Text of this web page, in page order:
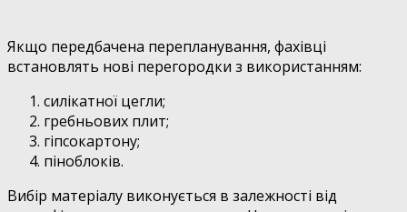
Якщо передбачена перепланування, фахівці
встановлять нові перегородки з використанням:
силікатної цегли;
гребньових плит;
гіпсокартону;
піноблоків.
Вибір матеріалу виконується в залежності від